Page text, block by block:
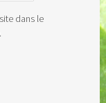
dans le